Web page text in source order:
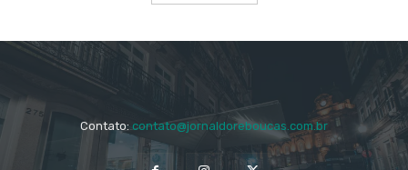
Contato:contato@jornaldoreboucas.com.br